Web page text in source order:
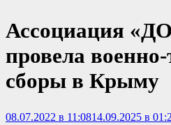
Ассоциация
провела
сборы в Крыму
08.07.2022 в 11:0814.09.2025 в